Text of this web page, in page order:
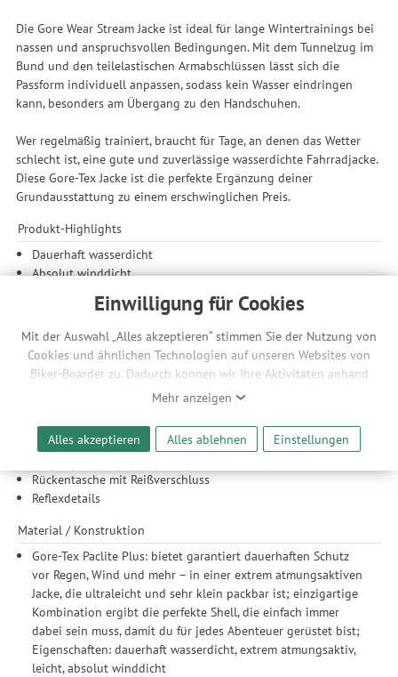
Einwilligung für Cookies
Mit der Auswahl „Alles akzeptieren“ stimmen Sie der Nutzung von
Cookies und ähnlichen Technologien auf unseren Websites von
Biker-Boarder zu. Dadurch können wir Ihre Aktivitäten anhand
Ihrer Geräte- und Browsereinstellungen nachvollziehen. Dies
Werbeanzeigen für Sie bereitzustellen sowie Funktionalitäten
unserer Website sicherzustellen und stetig zu verbessern. Dabei
werden Ihre Daten auch an Drittanbieter und Werbepartner
weitergegeben. Die Verarbeitung erfolgt ausschließlich zum
Zwecke der Einbindung von Streaming-Inhalten und der
Durchführung von statistischer Analyse, Reichweitenmessungen,
Produktempfehlungen und nutzungsbasierter Werbung.
Informationen zu den einzelnen Funktionen, den Drittanbietern
und der Speicherdauer finden Sie unter Einstellungen. Diese
Einwilligung ist freiwillig, für die Nutzung unserer Website nicht
erforderlich und gilt, bis sie widerrufen wird. Sie können Ihre
Einwilligung unter Einstellungen lediglich für bestimmte
Drittanbieter erteilen und jederzeit für die Zukunft widerrufen.
Mehr anzeigen
Alles akzeptieren Alles ablehnen Einstellungen
Die Gore Wear Stream Jacke ist ideal für lange Wintertrainings bei
nassen und anspruchsvollen Bedingungen. Mit dem Tunnelzug im
Bund und den teilelastischen Armabschlüssen lässt sich die
Passform individuell anpassen, sodass kein Wasser eindringen
kann, besonders am Übergang zu den Handschuhen.
Wer regelmäßig trainiert, braucht für Tage, an denen das Wetter
schlecht ist, eine gute und zuverlässige wasserdichte Fahrradjacke.
Diese Gore-Tex Jacke ist die perfekte Ergänzung deiner
Grundausstattung zu einem erschwinglichen Preis.
Produkt-Highlights
Dauerhaft wasserdicht
Absolut winddicht
Für jedes Wetter
Entwickelt für Radfahren
Gewicht: 185 Gramm
Features
Radspezifischer Schnitt mit verlängerter Rückenpartie
Stehkragen
Verstellbarer Saum mit Kordelzug
Rückentasche mit Reißverschluss
Reflexdetails
Material / Konstruktion
Gore-Tex Paclite Plus: bietet garantiert dauerhaften Schutz
vor Regen, Wind und mehr – in einer extrem atmungsaktiven
Jacke, die ultraleicht und sehr klein packbar ist; einzigartige
Kombination ergibt die perfekte Shell, die einfach immer
dabei sein muss, damit du für jedes Abenteuer gerüstet bist;
Eigenschaften: dauerhaft wasserdicht, extrem atmungsaktiv,
leicht, absolut winddicht